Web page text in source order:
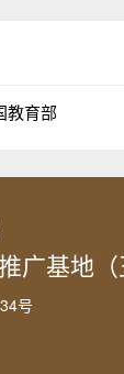
教育部
广基地（
号